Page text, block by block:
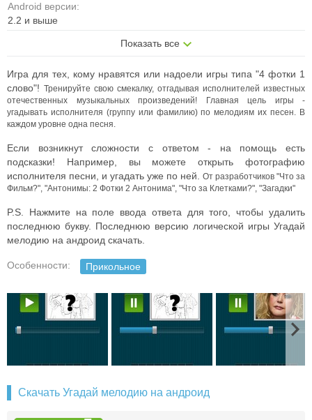
Android версии:
2.2 и выше
Показать все
Игра для тех, кому нравятся или надоели игры типа "4 фотки 1
слово"! Тренируйте свою смекалку, отгадывая исполнителей известных
отечественных музыкальных произведений!
Главная цель игры -
угадывать исполнителя (группу или фамилию) по мелодиям их песен. В
каждом уровне одна песня.
Если возникнут сложности с ответом - на помощь есть
подсказки! Например, вы можете открыть фотографию
исполнителя песни, и угадать уже по ней. От разработчиков "Что за
Фильм?", "Антонимы: 2 Фотки 2 Антонима", "Что за Клетками?", "Загадки"
P.S. Нажмите на поле ввода ответа для того, чтобы удалить
последнюю букву. Последнюю версию логической игры Угадай
мелодию на андроид скачать.
Особенности: Прикольное
Скачать Угадай мелодию на андроид